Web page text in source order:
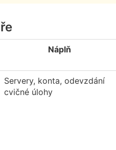
Náplň
Servery, konta, odevzdání
cvičné úlohy